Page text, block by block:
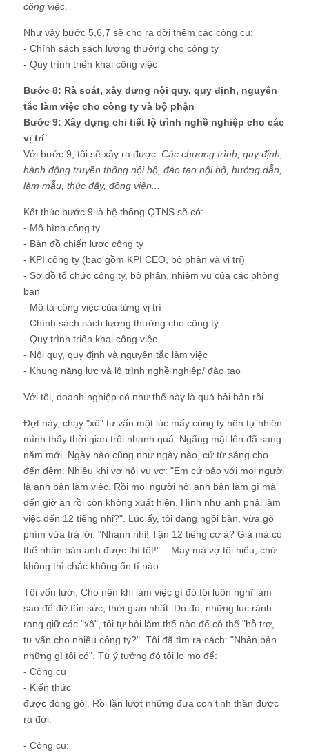
công việc
Như vậy bước 5,6,7 sẽ cho ra đời thêm các công cụ:
- Chính sách sách lương thưởng cho công ty
- Quy trình triển khai công việc
Bước 8: Rà soát, xây dựng nội quy, quy định, nguyên
tắc làm việc cho công ty và bộ phận
Bước 9: Xây dựng chi tiết lộ trình nghề nghiệp cho các
vị trí
Với bước 9, tôi sẽ xây ra được: Các chương trình, quy định,
hành động truyền thông nội bộ, đào tạo nội bộ, hướng dẫn,
làm mẫu, thúc đẩy, động viên...
Kết thúc bước 9 là hệ thống QTNS sẽ có:
- Mô hình công ty
- Bản đồ chiến lược công ty
- KPI công ty (bao gồm KPI CEO, bộ phận và vị trí)
- Sơ đồ tổ chức công ty, bộ phận, nhiệm vụ của các phòng
ban
- Mô tả công việc của từng vị trí
- Chính sách sách lương thưởng cho công ty
- Quy trình triển khai công việc
- Nội quy, quy định và nguyên tắc làm việc
- Khung năng lực và lộ trình nghề nghiệp/ đào tạo
Với tôi, doanh nghiệp có như thế này là quá bài bản rồi.
Đợt này, chạy "xô" tư vấn một lúc mấy công ty nên tự nhiên
mình thấy thời gian trôi nhanh quá. Ngẩng mặt lên đã sang
năm mới. Ngày nào cũng như ngày nào, cứ từ sáng cho
đến đêm. Nhiều khi vợ hỏi vu vơ: "Em cứ bảo với mọi người
là anh bận làm việc. Rồi mọi người hỏi anh bận làm gì mà
đến giờ ăn rồi còn không xuất hiện. Hình như anh phải làm
việc đến 12 tiếng nhỉ?". Lúc ấy, tôi đang ngồi bàn, vừa gõ
phím vừa trả lời: "Nhanh nhỉ! Tận 12 tiếng cơ à? Giá mà có
thể nhân bản anh được thì tốt!"... May mà vợ tôi hiểu, chứ
không thì chắc không ổn tí nào.
Tôi vốn lười. Cho nên khi làm việc gì đó tôi luôn nghĩ làm
sao để đỡ tốn sức, thời gian nhất. Do đó, những lúc rảnh
rang giữ các "xô", tôi tự hỏi làm thế nào để có thể "hỗ trợ,
tư vấn cho nhiều công ty?". Tôi đã tìm ra cách: "Nhân bản
những gì tôi có". Từ ý tưởng đó tôi lọ mọ để:
- Công cụ
- Kiến thức
được đóng gói. Rồi lần lượt những đưa con tinh thần được
ra đời:
- Công cụ: